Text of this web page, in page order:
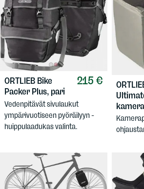
215 €
ORTLIEB Bike
Packer Plus, pari
Vedenpitävät sivulaukut
ympärivuotiseen pyöräilyyn -
huippulaadukas valinta.